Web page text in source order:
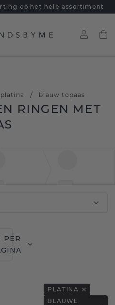
op het hele assortiment
platina / blauw topaas
RINGEN MET
PER
PLATINA
BLAUWE